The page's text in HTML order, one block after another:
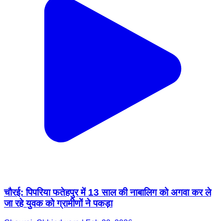
चौरई: पिपरिया फतेहपुर में 13 साल की नाबालिग को अगवा कर ले
जा रहे युवक को ग्रामीणों ने पकड़ा